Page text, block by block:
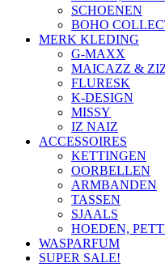
SCHOENEN
BOHO
MERK KLEDING
G-MAXX
MAICAZZ &
FLURESK
K-DESIGN
MISSY
IZ NAIZ
ACCESSOIRES
KETTINGEN
OORBELLEN
ARMBANDEN
TASSEN
SJAALS
HOEDEN,
WASPARFUM
SUPER SALE!